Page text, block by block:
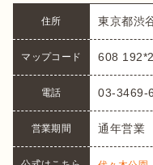
住所 東京都渋
マップコード 608
電話 03-3469-
営業期間 通年営業